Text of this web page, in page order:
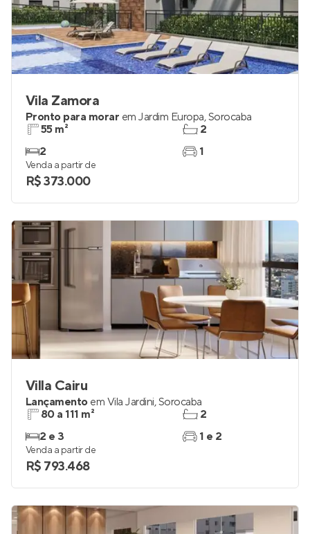
Vila Zamora
Pronto para morar em Jardim Europa,Sorocaba
55 m²
2
2
1
Venda a partir de
R$ 373.000
Villa Cairu
Lançamento em Vila Jardini,Sorocaba
80 a 111 m²
2 e 3
2
1 e 2
Venda a partir de
R$ 793.468